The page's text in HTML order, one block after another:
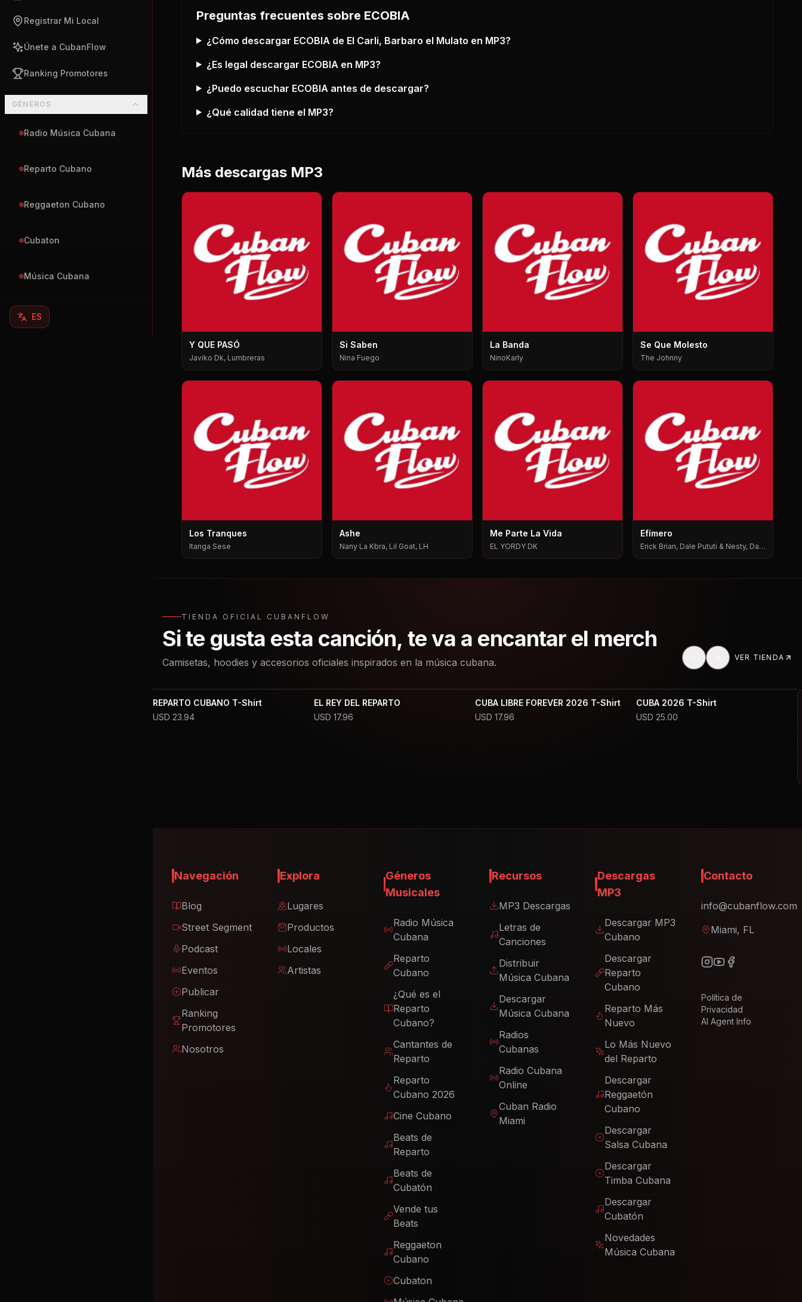
Registrar Mi Local
Únete a CubanFlow
Ranking Promotores
GÉNEROS
Radio Música Cubana
Reparto Cubano
Reggaeton Cubano
Cubaton
Música Cubana
ES
Preguntas frecuentes sobre ECOBIA
¿Cómo descargar ECOBIA de El Carli, Barbaro el Mulato en MP3?
¿Es legal descargar ECOBIA en MP3?
¿Puedo escuchar ECOBIA antes de descargar?
¿Qué calidad tiene el MP3?
Más descargas MP3
Y QUE PASÓ
Javiko Dk, Lumbreras
Si Saben
Nina Fuego
La Banda
NinoKarly
Se Que Molesto
The Johnny
Los Tranques
Itanga Sese
Ashe
Nany La Kbra, Lil Goat, LH
Me Parte La Vida
EL YORDY DK
Efímero
Erick Brian, Dale Pututi & Nesty, Dale
TIENDA OFICIAL CUBANFLOW
Si te gusta esta canción, te va a encantar el merch
Camisetas, hoodies y accesorios oficiales inspirados en la música cubana. VER TIENDA
REPARTO CUBANO T-Shirt
USD 23.94
EL REY DEL REPARTO
USD 17.96
CUBA LIBRE FOREVER 2026 T-Shirt
USD 17.96
CUBA 2026 T-Shirt
USD 25.00
Navegación
Blog
Street Segment
Podcast
Eventos
Publicar
Ranking
Promotores
Nosotros
Explora
Lugares
Productos
Locales
Artistas
Géneros
Musicales
Radio Música
Cubana
Reparto
Cubano
¿Qué es el
Reparto
Cubano?
Cantantes de
Reparto
Reparto
Cubano 2026
Cine Cubano
Beats de
Reparto
Beats de
Cubatón
Vende tus
Beats
Reggaeton
Cubano
Cubaton
Recursos
MP3 Descargas
Letras de
Canciones
Distribuir
Música Cubana
Descargar
Música Cubana
Radios
Cubanas
Radio Cubana
Online
Cuban Radio
Miami
Descargas
MP3
Descargar MP3
Cubano
Descargar
Reparto
Cubano
Reparto Más
Nuevo
Lo Más Nuevo
del Reparto
Descargar
Reggaetón
Cubano
Descargar
Salsa Cubana
Descargar
Timba Cubana
Descargar
Cubatón
Novedades
Música Cubana
Contacto
info@cubanflow.com
Miami, FL
Política de
Privacidad
AI Agent Info